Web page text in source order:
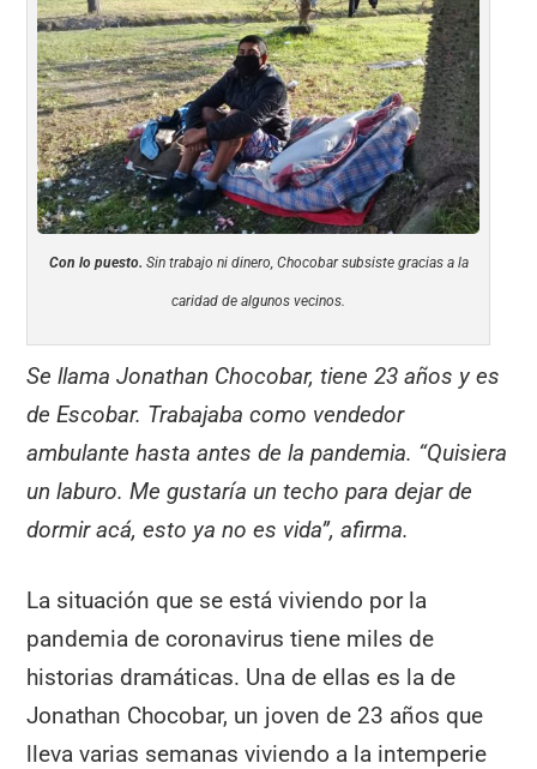
Con lo puesto. Sin trabajo ni dinero, Chocobar subsiste gracias a la
caridad de algunos vecinos.
Se llama Jonathan Chocobar, tiene 23 años y es
de Escobar. Trabajaba como vendedor
ambulante hasta antes de la pandemia. “Quisiera
un laburo. Me gustaría un techo para dejar de
dormir acá, esto ya no es vida”, afirma.
La situación que se está viviendo por la
pandemia de coronavirus tiene miles de
historias dramáticas. Una de ellas es la de
Jonathan Chocobar, un joven de 23 años que
lleva varias semanas viviendo a la intemperie